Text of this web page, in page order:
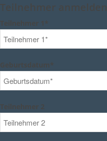
Teilnehmer anmelden
Teilnehmer 1*
Geburtsdatum*
Teilnehmer 2